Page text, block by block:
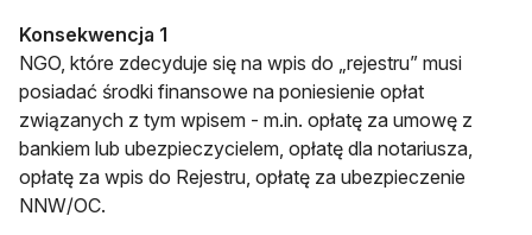
Konsekwencja 1
NGO, które zdecyduje się na wpis do „rejestru” musi
posiadać środki finansowe na poniesienie opłat
związanych z tym wpisem - m.in. opłatę za umowę z
bankiem lub ubezpieczycielem, opłatę dla notariusza,
opłatę za wpis do Rejestru, opłatę za ubezpieczenie
NNW/OC.